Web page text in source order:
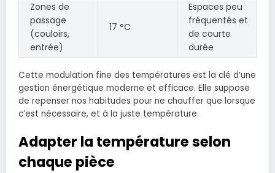
Zones de
passage
(couloirs,
entrée)
17 °C
Espaces peu
fréquentés et
de courte
durée
Cette modulation fine des températures est la clé d’une
gestion énergétique moderne et efficace. Elle suppose
de repenser nos habitudes pour ne chauffer que lorsque
c’est nécessaire, et à la juste température.
Adapter la température selon
chaque pièce